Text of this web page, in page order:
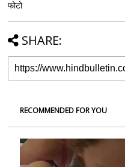
फोटो
SHARE:
RECOMMENDED FOR YOU